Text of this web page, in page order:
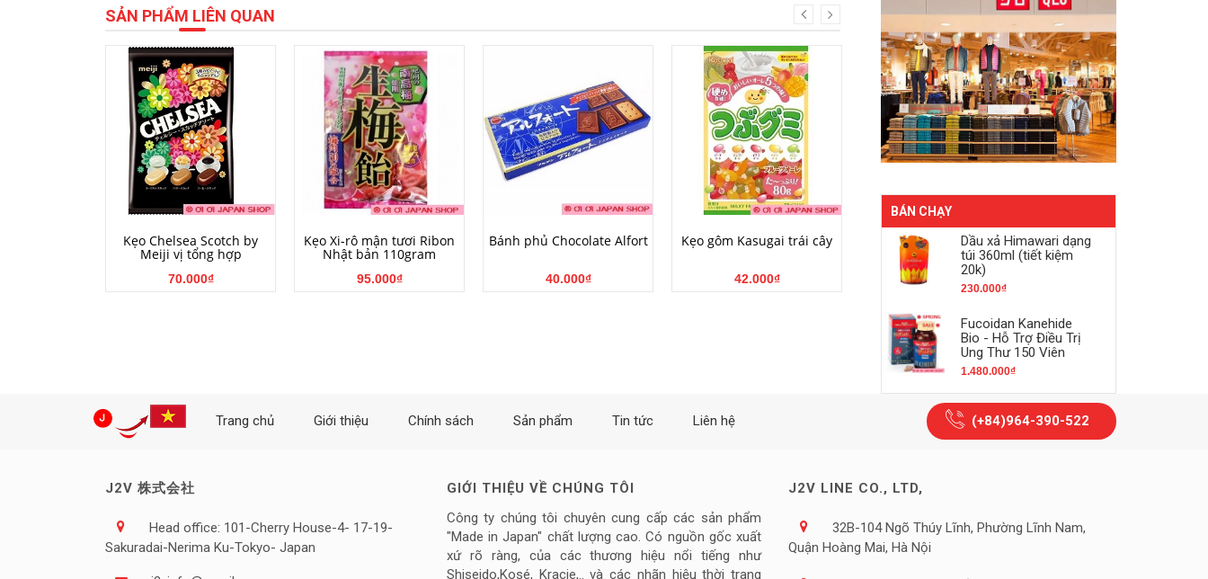
SẢN PHẨM LIÊN QUAN
MUA HÀNG
Kẹo Chelsea Scotch by
Meiji vị tổng hợp
70.000₫
MUA HÀNG
Kẹo Xi-rô mận tươi Ribon
Nhật bản 110gram
95.000₫
MUA HÀNG
Bánh phủ Chocolate Alfort
40.000₫
MUA HÀNG
Kẹo gôm Kasugai trái cây
42.000₫
MUA HÀNG
Kẹo dẻo Kabaya vị đào
42.000₫
Bánh bông lan chuối
(Tokyo Banana original)
BÁN CHẠY
Dầu xả Himawari dạng
túi 360ml (tiết kiệm
20k)
230.000₫
Fucoidan Kanehide
Bio - Hỗ Trợ Điều Trị
Ung Thư 150 Viên
1.480.000₫
Trang chủ Giới thiệu Chính sách Sản phẩm Tin tức Liên hệ (+84)964-390-522
J2V 株式会社
Head office: 101-Cherry House-4- 17-19-
Sakuradai-Nerima Ku-Tokyo- Japan
GIỚI THIỆU VỀ CHÚNG TÔI
Công ty chúng tôi chuyên cung cấp các sản phẩm
"Made in Japan" chất lượng cao. Có nguồn gốc xuất
xứ rõ ràng, của các thương hiệu nổi tiếng như
Shiseido,Kosé, Kracie,.. và các nhãn hiệu thời trang
J2V LINE CO., LTD,
32B-104 Ngõ Thúy Lĩnh, Phường Lĩnh Nam,
Quận Hoàng Mai, Hà Nội